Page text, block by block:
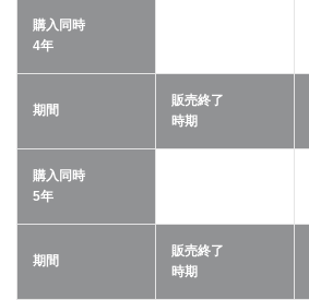
購入同時
4年
期間
販売終了
時期
購入同時
5年
期間
販売終了
時期